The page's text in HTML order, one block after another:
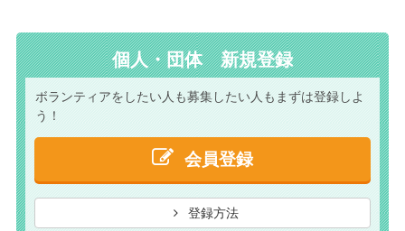
個人・団体 新規登録
ボランティアをしたい人も募集したい人もまずは登録しよ
う！
会員登録
登録方法